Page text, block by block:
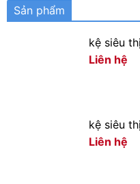
Sản phẩm
kệ siêu
Liên hệ
kệ siêu
Liên hệ